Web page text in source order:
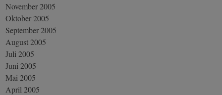
November 2005
Oktober 2005
September 2005
August 2005
Juli 2005
Juni 2005
Mai 2005
April 2005